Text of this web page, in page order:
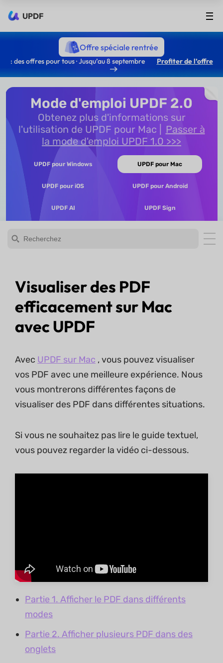
UPDF
Offre spéciale rentrée
: des offres pour tous · Jusqu’au 8 septembre Profiter de l’offre
Mode d'emploi UPDF 2.0
Obtenez plus d'informations sur
l'utilisation de UPDF pour Mac
Passer à
la mode d'emploi UPDF 1.0 >>>
UPDF pour Windows UPDF pour Mac
UPDF pour iOS UPDF pour Android
UPDF AI UPDF Sign
Visualiser des PDF
efficacement sur Mac
avec UPDF
Avec UPDF sur Mac , vous pouvez visualiser
vos PDF avec une meilleure expérience. Nous
vous montrerons différentes façons de
visualiser des PDF dans différentes situations.
Si vous ne souhaitez pas lire le guide textuel,
vous pouvez regarder la vidéo ci-dessous.
Partie 1. Afficher le PDF dans différents
modes
Partie 2. Afficher plusieurs PDF dans des
onglets